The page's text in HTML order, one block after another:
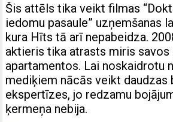
Šis attēls tika veikt filmas
iedomu pasaule” uzņemšanas
kura Hīts tā arī nepabeidza.
aktieris tika atrasts miris savos
apartamentos. Lai noskaidrotu
mediķiem nācās veikt daudzas
ekspertīzes, jo redzamu
ķermeņa nebija.